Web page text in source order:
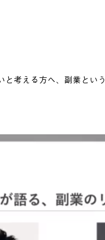
考える方へ、副業という